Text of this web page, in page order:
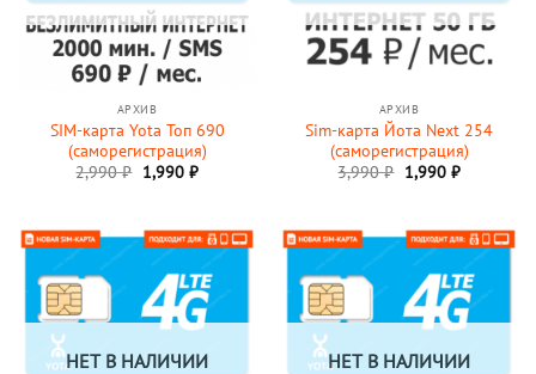
АРХИВ
SIM-карта Yota Топ 690
(саморегистрация)
2,990₽ Первоначальная
цена
1,990 ₽Текущая
АРХИВ
Sim-карта Йота Next 254
(саморегистрация)
3,990₽ Первоначальная
цена
1,990 ₽Текущая
НЕТ В НАЛИЧИИ НЕТ В НАЛИЧИИ